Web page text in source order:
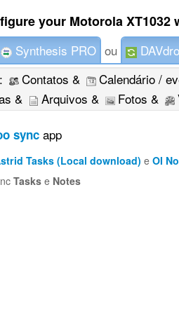
your Motorola XT1032
Synthesis PRO ou
Contatos &
Calendário /
&
Arquivos & Fotos &
sync app
Tasks (Local download) eOI
Tasks e Notes